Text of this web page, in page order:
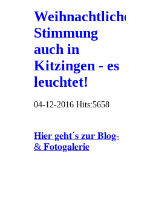
Weihnachtliche
Stimmung
auch in
Kitzingen - es
leuchtet!
04-12-2016 Hits:5658
𝐇𝐢𝐞𝐫 𝐠𝐞𝐡𝐭´𝐬 𝐳𝐮𝐫 𝐁𝐥𝐨𝐠-
& 𝐅𝐨𝐭𝐨𝐠𝐚𝐥𝐞𝐫𝐢𝐞